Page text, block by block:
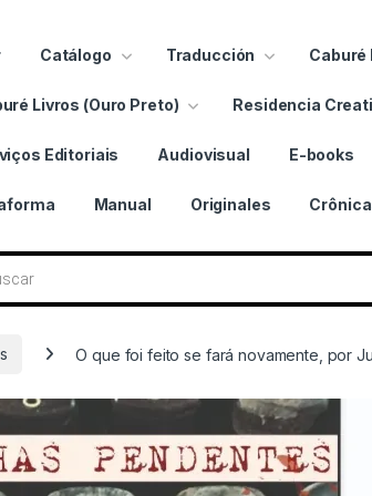
Catálogo Traducción Caburé
Livros (Ouro Preto) Residencia
Editoriais Audiovisual E-books
Manual Originales
O que foi feito se fará novamente, por